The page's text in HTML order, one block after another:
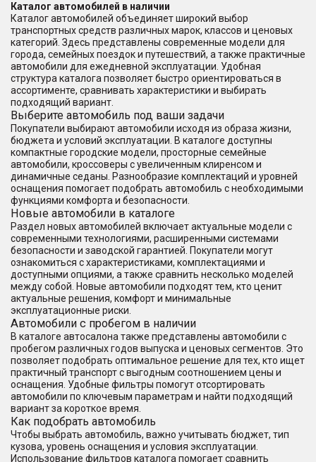
Каталог автомобилей в наличии
Каталог автомобилей объединяет широкий выбор
транспортных средств различных марок, классов и ценовых
категорий. Здесь представлены современные модели для
города, семейных поездок и путешествий, а также практичные
автомобили для ежедневной эксплуатации. Удобная
структура каталога позволяет быстро ориентироваться в
ассортименте, сравнивать характеристики и выбирать
подходящий вариант.
Выберите автомобиль под ваши задачи
Покупатели выбирают автомобили исходя из образа жизни,
бюджета и условий эксплуатации. В каталоге доступны
компактные городские модели, просторные семейные
автомобили, кроссоверы с увеличенным клиренсом и
динамичные седаны. Разнообразие комплектаций и уровней
оснащения помогает подобрать автомобиль с необходимыми
функциями комфорта и безопасности.
Новые автомобили в каталоге
Раздел новых автомобилей включает актуальные модели с
современными технологиями, расширенными системами
безопасности и заводской гарантией. Покупатели могут
ознакомиться с характеристиками, комплектациями и
доступными опциями, а также сравнить несколько моделей
между собой. Новые автомобили подходят тем, кто ценит
актуальные решения, комфорт и минимальные
эксплуатационные риски.
Автомобили с пробегом в наличии
В каталоге автосалона также представлены автомобили с
пробегом различных годов выпуска и ценовых сегментов. Это
позволяет подобрать оптимальное решение для тех, кто ищет
практичный транспорт с выгодным соотношением цены и
оснащения. Удобные фильтры помогут отсортировать
автомобили по ключевым параметрам и найти подходящий
вариант за короткое время.
Как подобрать автомобиль
Чтобы выбрать автомобиль, важно учитывать бюджет, тип
кузова, уровень оснащения и условия эксплуатации.
Использование фильтров каталога помогает сравнить